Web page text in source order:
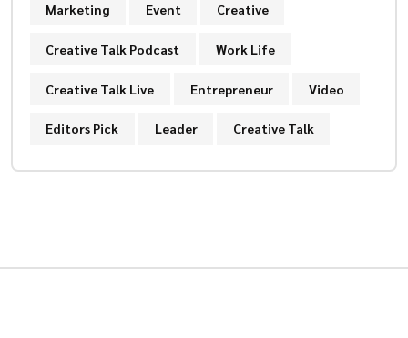
Marketing Event Creative
Creative Talk Podcast Work Life
Creative Talk Live Entrepreneur Video
Editors Pick Leader Creative Talk